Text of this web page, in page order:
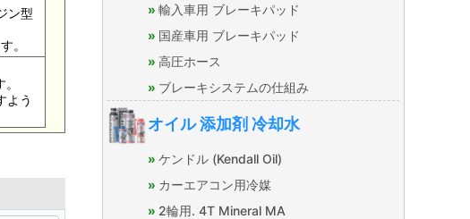
ン型
。
よう
輸入車用 ブレーキパッド
国産車用 ブレーキパッド
高圧ホース
ブレーキシステムの仕組み
オイル 添加剤 冷却水
ケンドル (Kendall Oil)
カーエアコン用冷媒
2輪用. 4T Mineral MA